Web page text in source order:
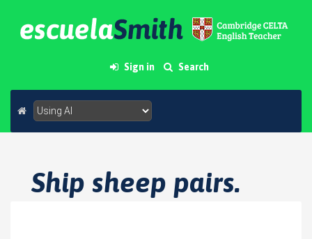
Sign in Search
Ship sheep pairs.